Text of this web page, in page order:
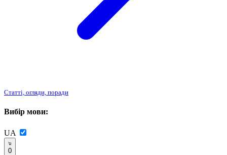
Статті, огляди, поради
Вибір мови:
UA
0